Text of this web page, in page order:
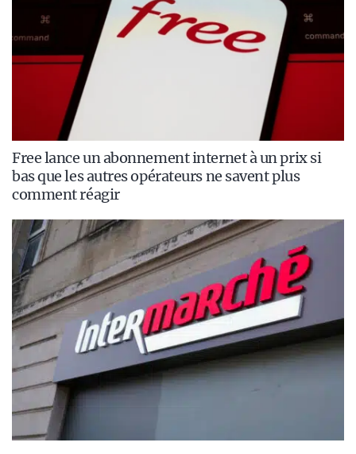
Free lance un abonnement internet à un prix si
bas que les autres opérateurs ne savent plus
comment réagir